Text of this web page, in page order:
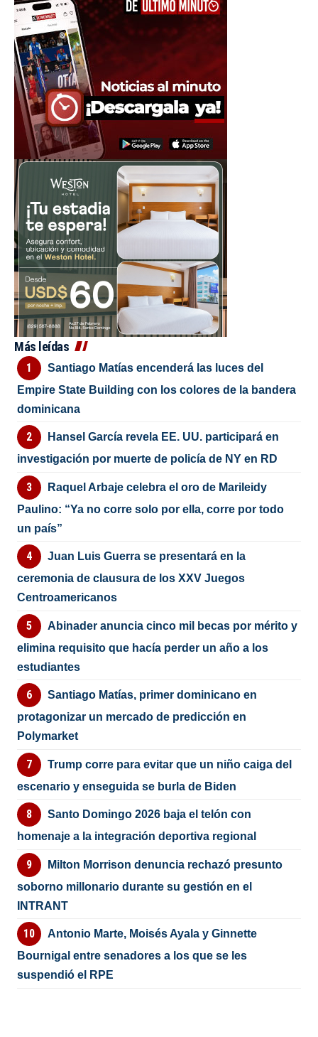
Más leídas
Santiago Matías encenderá las luces del
Empire State Building con los colores de la bandera
dominicana
Hansel García revela EE. UU. participará en
investigación por muerte de policía de NY en RD
Raquel Arbaje celebra el oro de Marileidy
Paulino: “Ya no corre solo por ella, corre por todo
un país”
Juan Luis Guerra se presentará en la
ceremonia de clausura de los XXV Juegos
Centroamericanos
Abinader anuncia cinco mil becas por mérito y
elimina requisito que hacía perder un año a los
estudiantes
Santiago Matías, primer dominicano en
protagonizar un mercado de predicción en
Polymarket
Trump corre para evitar que un niño caiga del
escenario y enseguida se burla de Biden
Santo Domingo 2026 baja el telón con
homenaje a la integración deportiva regional
Milton Morrison denuncia rechazó presunto
soborno millonario durante su gestión en el
INTRANT
Antonio Marte, Moisés Ayala y Ginnette
Bournigal entre senadores a los que se les
suspendió el RPE